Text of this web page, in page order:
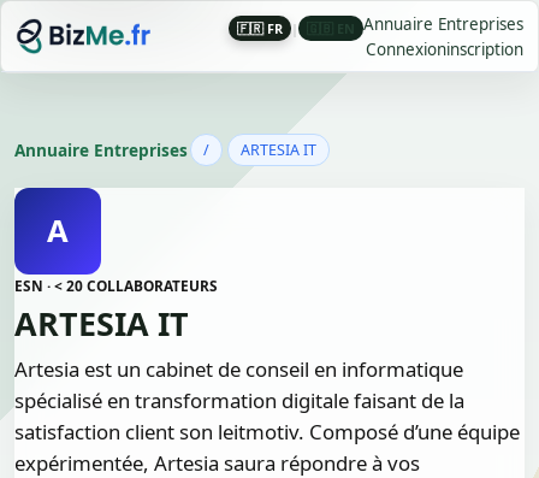
🇫🇷 FR |
Annuaire Entreprises
Connexioninscription
Annuaire Entreprises / ARTESIA IT
A
ESN · < 20 COLLABORATEURS
ARTESIA IT
Artesia est un cabinet de conseil en informatique
spécialisé en transformation digitale faisant de la
satisfaction client son leitmotiv. Composé d’une équipe
expérimentée, Artesia saura répondre à vos